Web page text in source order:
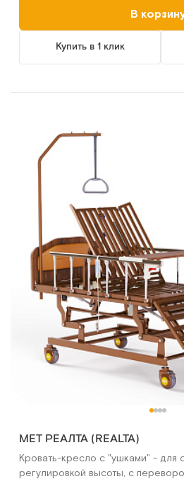
В
Купить в 1 клик
МЕТ РЕАЛТА (REALTA)
Кровать-кресло с "ушками" - для
регулировкой высоты, с